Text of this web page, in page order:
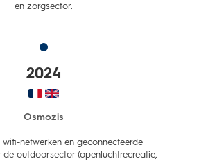
en zorgsector.
2024
Osmozis
wifi-netwerken en geconnecteerde
outdoorsector (openluchtrecreatie,